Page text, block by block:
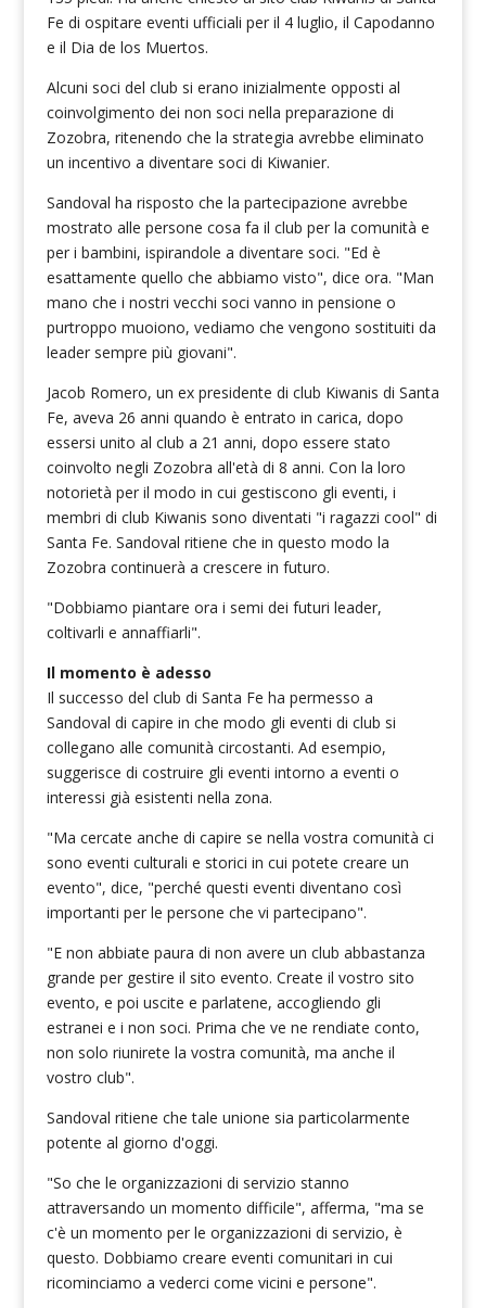
Fe di ospitare eventi ufficiali per il 4 luglio, il Capodanno
e il Dia de los Muertos.
Alcuni soci del club si erano inizialmente opposti al
coinvolgimento dei non soci nella preparazione di
Zozobra, ritenendo che la strategia avrebbe eliminato
un incentivo a diventare soci di Kiwanier.
Sandoval ha risposto che la partecipazione avrebbe
mostrato alle persone cosa fa il club per la comunità e
per i bambini, ispirandole a diventare soci. "Ed è
esattamente quello che abbiamo visto", dice ora. "Man
mano che i nostri vecchi soci vanno in pensione o
purtroppo muoiono, vediamo che vengono sostituiti da
leader sempre più giovani".
Jacob Romero, un ex presidente di club Kiwanis di Santa
Fe, aveva 26 anni quando è entrato in carica, dopo
essersi unito al club a 21 anni, dopo essere stato
coinvolto negli Zozobra all'età di 8 anni. Con la loro
notorietà per il modo in cui gestiscono gli eventi, i
membri di club Kiwanis sono diventati "i ragazzi cool" di
Santa Fe. Sandoval ritiene che in questo modo la
Zozobra continuerà a crescere in futuro.
"Dobbiamo piantare ora i semi dei futuri leader,
coltivarli e annaffiarli".
Il momento è adesso
Il successo del club di Santa Fe ha permesso a
Sandoval di capire in che modo gli eventi di club si
collegano alle comunità circostanti. Ad esempio,
suggerisce di costruire gli eventi intorno a eventi o
interessi già esistenti nella zona.
"Ma cercate anche di capire se nella vostra comunità ci
sono eventi culturali e storici in cui potete creare un
evento", dice, "perché questi eventi diventano così
importanti per le persone che vi partecipano".
"E non abbiate paura di non avere un club abbastanza
grande per gestire il sito evento. Create il vostro sito
evento, e poi uscite e parlatene, accogliendo gli
estranei e i non soci. Prima che ve ne rendiate conto,
non solo riunirete la vostra comunità, ma anche il
vostro club".
Sandoval ritiene che tale unione sia particolarmente
potente al giorno d'oggi.
"So che le organizzazioni di servizio stanno
attraversando un momento difficile", afferma, "ma se
c'è un momento per le organizzazioni di servizio, è
questo. Dobbiamo creare eventi comunitari in cui
ricominciamo a vederci come vicini e persone".